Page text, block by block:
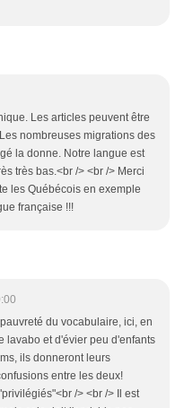
Les articles peuvent être
nombreuses migrations des
la donne. Notre langue est
très bas.<br /> <br /> Merci
les Québécois en exemple
française !!!
du vocabulaire, ici, en
lavabo et d'évier peu d'enfants
ils donneront leurs
entre les deux!
/> <br /> Il est